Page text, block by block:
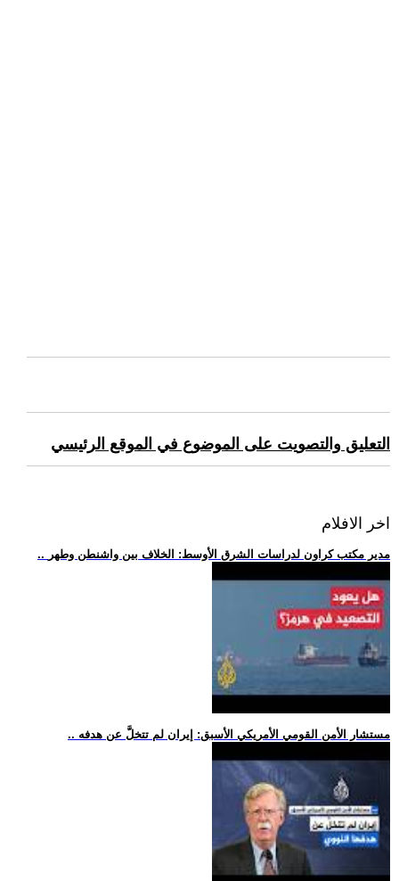
التعليق والتصويت على الموضوع في الموقع الرئيسي
اخر الافلام
.. مدير مكتب كراون لدراسات الشرق الأوسط: الخلاف بين واشنطن وطهر
.. مستشار الأمن القومي الأمريكي الأسبق: إيران لم تتخلَّ عن هدفه